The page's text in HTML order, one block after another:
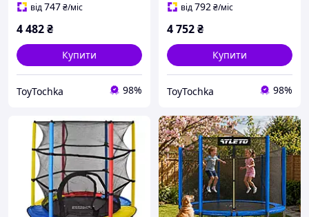
від747₴/міс
4 482₴
Купити
ToyTochka 98%
від792₴/міс
4 752₴
Купити
ToyTochka 98%